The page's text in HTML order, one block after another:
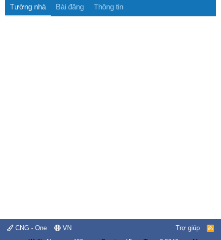
Tường nhà Bài đăng Thông tin
CNG - One VN Trợ giúp
R